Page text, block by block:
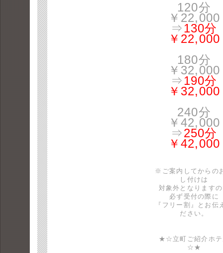
120分
￥22,000
⇒130分
￥22,000
180分
￥32,000
⇒190分
￥32,000
240分
￥42,000
⇒250分
￥42,000
※ご案内してからの
し付けは
対象外となります
必ず受付の際に
『フリー割』とお伝
ださい。
★☆立町ご紹介ホ
☆★